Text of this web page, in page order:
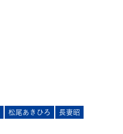
松尾あきひろ
長妻昭